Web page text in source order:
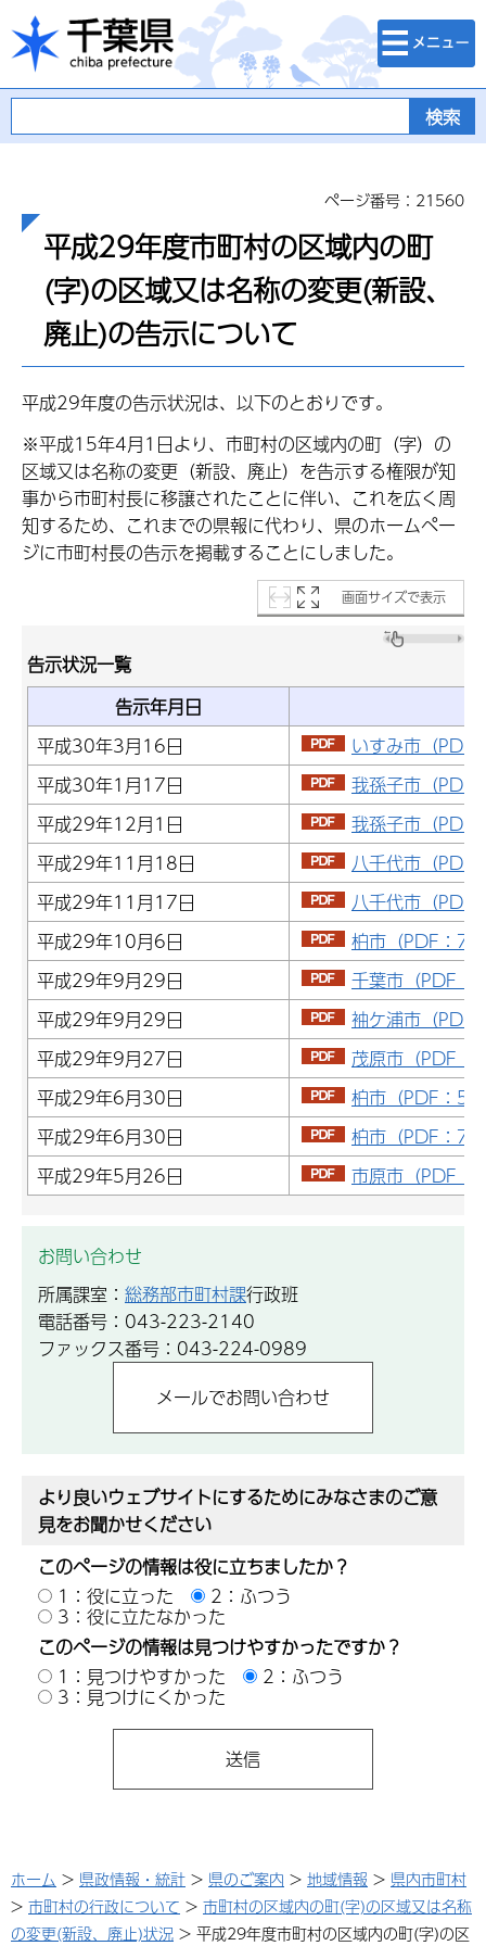
千葉県
検索・メニュ
ー
ページ番号：21560
平成29年度市町村の区域内の町
(字)の区域又は名称の変更(新設、
廃止)の告示について
平成29年度の告示状況は、以下のとおりです。
※平成15年4月1日より、市町村の区域内の町（字）の
区域又は名称の変更（新設、廃止）を告示する権限が知
事から市町村長に移譲されたことに伴い、これを広く周
知するため、これまでの県報に代わり、県のホームペー
ジに市町村長の告示を掲載することにしました。
画面サイズで表示
告示状況一覧
告示年月日
平成30年3月16日
いすみ市（PDF
平成30年1月17日
我孫子市（PDF
平成29年12月1日
我孫子市（PDF
平成29年11月18日
八千代市（PDF
平成29年11月17日
八千代市（PDF
平成29年10月6日
柏市（PDF：
平成29年9月29日
千葉市（PDF：
平成29年9月29日
袖ケ浦市（PDF
平成29年9月27日
茂原市（PDF：
平成29年6月30日
柏市（PDF：
平成29年6月30日
柏市（PDF：
平成29年5月26日
市原市（PDF：
お問い合わせ
所属課室： 総務部市町村課行政班
電話番号：043-223-2140
ファックス番号：043-224-0989
より良いウェブサイトにするためにみなさまのご意
見をお聞かせください
このページの情報は役に立ちましたか？
1：役に立った
2：ふつう
3：役に立たなかった
このページの情報は見つけやすかったですか？
1：見つけやすかった
2：ふつう
3：見つけにくかった
ホーム > 県政情報・統計 > 県のご案内 > 地域情報 > 県内市町村
> 市町村の行政について > 市町村の区域内の町(字)の区域又は名称
の変更(新設、廃止)状況 > 平成29年度市町村の区域内の町(字)の区